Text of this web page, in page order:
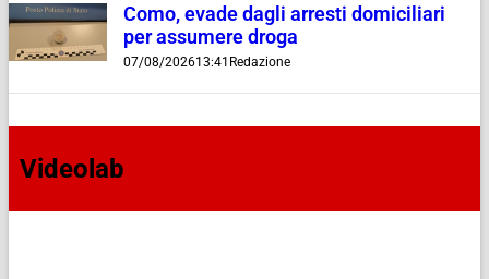
Como, evade dagli arresti domiciliari
per assumere droga
07/08/202613:41 Redazione
Videolab